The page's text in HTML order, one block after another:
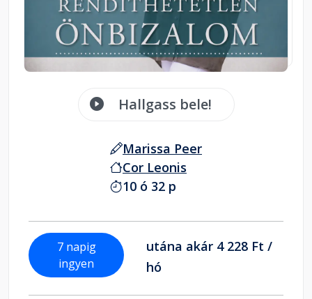
Hallgass bele!
Marissa Peer
Cor Leonis
10 ó 32 p
7 napig
ingyen
utána akár 4 228 Ft /
hó